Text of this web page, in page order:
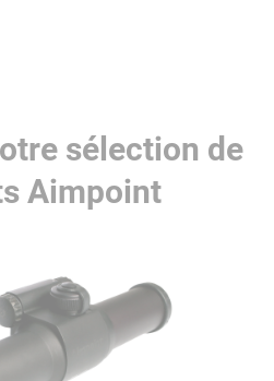
sélection de
Aimpoint